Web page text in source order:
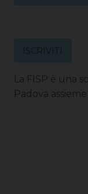
ISCRIVITI
La FISP è una
Padova